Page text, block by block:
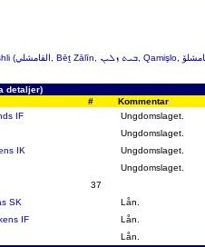
detaljer)
#
Kommentar
IF
Ungdomslaget.
Ungdomslaget.
IK
Ungdomslaget.
Ungdomslaget.
37
SK
Lån.
IF
Lån.
Lån.